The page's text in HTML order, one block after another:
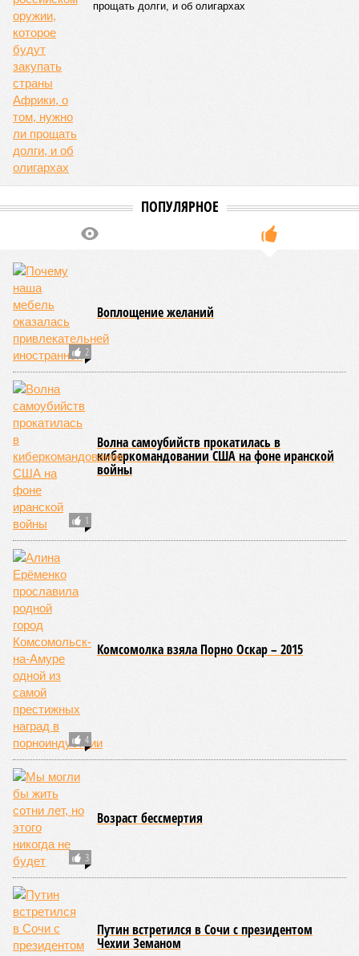
Когда земля – дыбом
Но это дела давно минувших дней. А что нам ждать в
дальнейшем? Авторы энциклопедии A-Z Animals,
основываясь на современных научных исследованиях и
глобальных тенденциях, составили свой список
потенциально самых смертоносных стихийных бедствий,
угрожающих человечеству непосредственно сейчас, в XXI
веке.
«Золото» получили землетрясения. К наиболее
вулканическое огненное кольцо, включающее Индонезию,
Японию и западное побережье Северной и Южной Америки.
Турция, Иран, Индия и Непал также расположены на очень
активных линиях разломов тектонических плит. Не
исключение и центральная часть США – причина в Нью-
Мадридском разломе в штате Миссури. Землетрясения
средней силы – явление, в общем-то, обычное и вполне
сносное, но периодически, раз в несколько столетий,
трясёт так, что мало не покажется никому. К примеру, в
самом конце 2004 года бахнуло близ побережья
индонезийского острова Суматра, а следом пошли
огромные, превышающие высоту 15 метров, волны. Итог –
250 тыс. погибших.
На втором месте в рейтинге A-Z Animals как раз цунами. В
этом плане к уязвимым регионам относятся: побережье
Индийского океана, тихо­океанские побережья Японии и
США, а также некоторые районы Карибского бассейна и
Средиземноморья. То есть в зоне риска уже не только
Поднебесная с Индией – не так ли?
«Бронзу» получают извержения супервулканов – «Наша
Версия» уже
окончательно проснётся знаменитый Йеллоустоун. Это
грозит не только уничтожением части Соединённых
Штатов, но и общепланетарной катастрофой вплоть до
возникновения «вулканической зимы». Флегрейские поля в
Италии, кстати, тоже не стоит сбрасывать со счетов. Равно
как и многие другие до поры спящие вулканические
районы.
Невидимый убийца
Упоминают эксперты и жару вкупе с засухой и
следующими отсюда лесными пожарами. Тут в группе
риска запад США, юг Европы, Австралия, Ближний Восток,
а также некоторые районы Бразилии и Африки к югу от
Сахары. Леса начинают гореть всё чаще и чаще,
достаточно посмотреть общемировую статистику; сотни
тысяч людей остаются без крова, десятки тысяч – гибнут.
Но проблема не только в этом. Проблема ещё и в том, что
огонь уничтожает лесную экосистему, сельское хозяйство
и кропотливо созданную человеком инфраструктуру.
Учитывая то, что пожары начинают становиться чуть ли не
ежегодной реальностью на фоне глобального потепления,
год за годом их будет всё больше, и здесь уже среди